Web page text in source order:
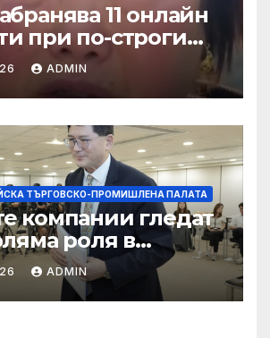
11 онлайн
при по-строги
за ограничаване на
и
ADMIN
ТЪРГОВСКО-ПРОМИШЛЕНА ПАЛАТА
компании гледат
роля в
ADMIN